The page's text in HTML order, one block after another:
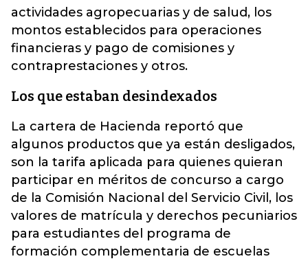
actividades agropecuarias y de salud, los
montos establecidos para operaciones
financieras y pago de comisiones y
contraprestaciones y otros.
Los que estaban desindexados
La cartera de Hacienda reportó que
algunos productos que ya están desligados,
son la tarifa aplicada para quienes quieran
participar en méritos de concurso a cargo
de la Comisión Nacional del Servicio Civil, los
valores de matrícula y derechos pecuniarios
para estudiantes del programa de
formación complementaria de escuelas